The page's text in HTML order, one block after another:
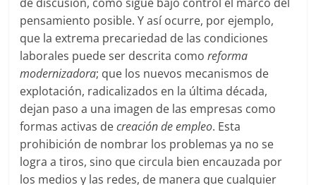
pensamiento posible. Y así ocurre, por ejemplo,
que la extrema precariedad de las condiciones
laborales puede ser descrita comoreforma
modernizadora; que los nuevos mecanismos de
explotación, radicalizados en la última década,
dejan paso a una imagen de las empresas como
formas activas decreación de empleo. Esta
prohibición de nombrar los problemas ya no se
logra a tiros, sino que circula bien encauzada por
los medios y las redes, de manera que cualquier